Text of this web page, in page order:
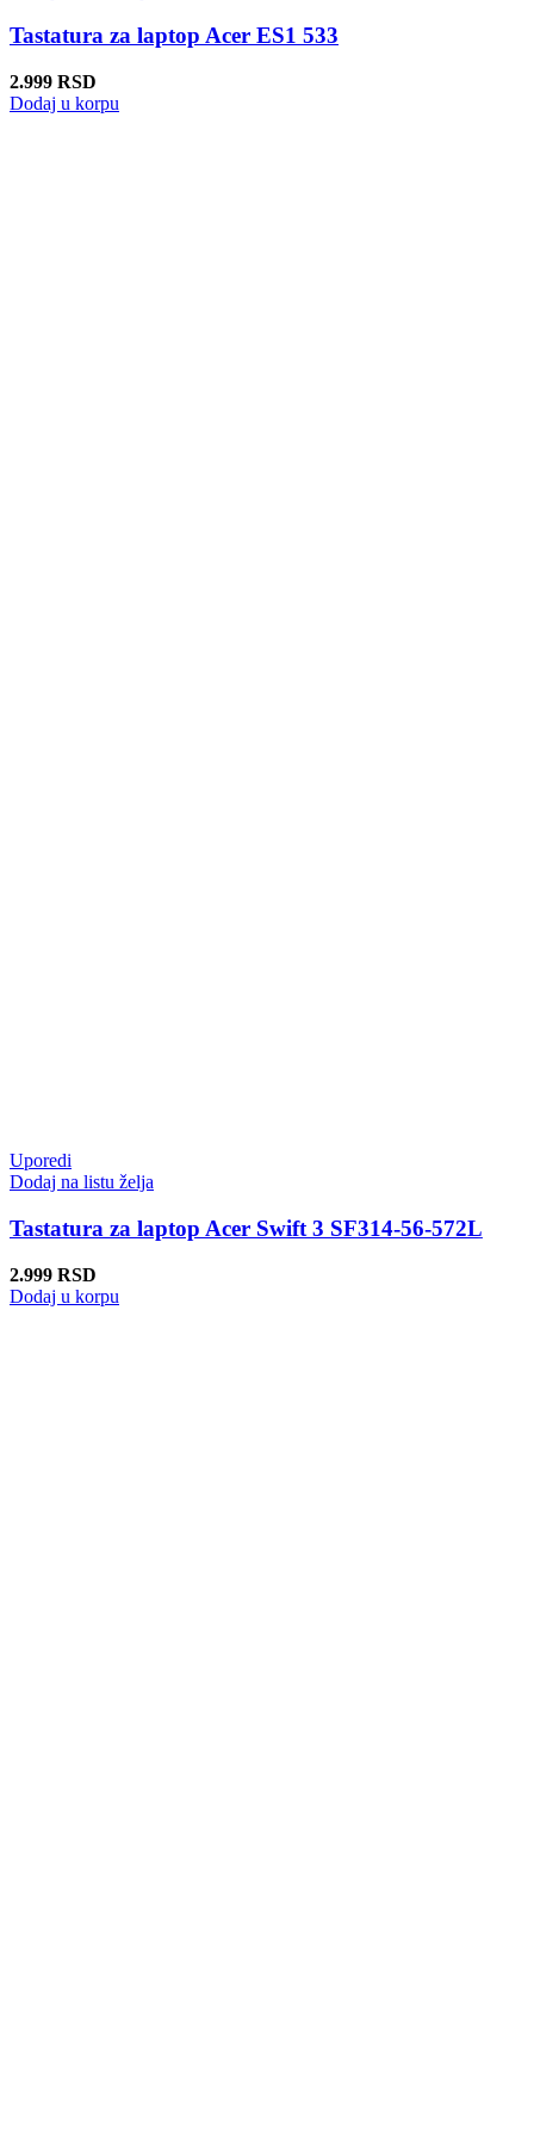
Tastatura za laptop Acer ES1 533
2.999 RSD
Dodaj u korpu
Uporedi
Dodaj na listu želja
Tastatura za laptop Acer Swift 3 SF314-56-572L
2.999 RSD
Dodaj u korpu